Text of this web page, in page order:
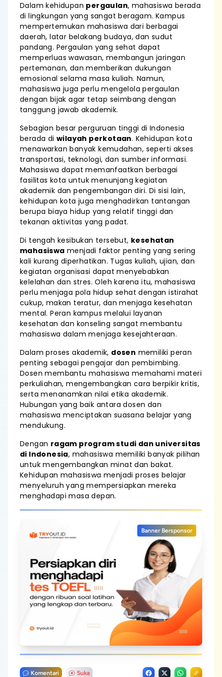
Dalam kehidupan pergaulan, mahasiswa berada
di lingkungan yang sangat beragam. Kampus
mempertemukan mahasiswa dari berbagai
daerah, latar belakang budaya, dan sudut
pandang. Pergaulan yang sehat dapat
memperluas wawasan, membangun jaringan
pertemanan, dan memberikan dukungan
emosional selama masa kuliah. Namun,
mahasiswa juga perlu mengelola pergaulan
dengan bijak agar tetap seimbang dengan
tanggung jawab akademik.
Sebagian besar perguruan tinggi di Indonesia
berada diwilayah perkotaan. Kehidupan kota
menawarkan banyak kemudahan, seperti akses
transportasi, teknologi, dan sumber informasi.
Mahasiswa dapat memanfaatkan berbagai
fasilitas kota untuk menunjang kegiatan
akademik dan pengembangan diri. Di sisi lain,
kehidupan kota juga menghadirkan tantangan
berupa biaya hidup yang relatif tinggi dan
tekanan aktivitas yang padat.
Di tengah kesibukan tersebut, kesehatan
mahasiswa menjadi faktor penting yang sering
kali kurang diperhatikan. Tugas kuliah, ujian, dan
kegiatan organisasi dapat menyebabkan
kelelahan dan stres. Oleh karena itu, mahasiswa
perlu menjaga pola hidup sehat dengan istirahat
cukup, makan teratur, dan menjaga kesehatan
mental. Peran kampus melalui layanan
kesehatan dan konseling sangat membantu
mahasiswa dalam menjaga kesejahteraan.
Dalam proses akademik, dosen memiliki peran
penting sebagai pengajar dan pembimbing.
Dosen membantu mahasiswa memahami materi
perkuliahan, mengembangkan cara berpikir kritis,
serta menanamkan nilai etika akademik.
Hubungan yang baik antara dosen dan
mahasiswa menciptakan suasana belajar yang
mendukung.
Dengan ragam program studi dan universitas
di Indonesia, mahasiswa memiliki banyak pilihan
untuk mengembangkan minat dan bakat.
Kehidupan mahasiswa menjadi proses belajar
menyeluruh yang mempersiapkan mereka
menghadapi masa depan.
Banner Bersponsor
Komentari Suka